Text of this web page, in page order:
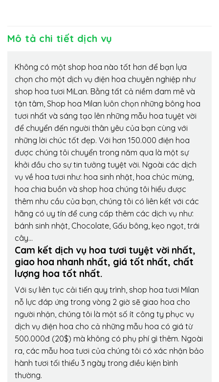
Mô tả chi tiết dịch vụ
Không có một shop hoa nào tốt hơn để bạn lựa
chọn cho một dịch vụ điện hoa chuyên nghiệp như
shop hoa tươi MiLan. Bằng tất cả niềm đam mê và
tận tâm, Shop hoa Milan luôn chọn những bông hoa
tươi nhất và sáng tạo lên những mẫu hoa tuyệt vời
để chuyển đến người thân yêu của bạn cùng với
những lời chúc tốt đẹp. Với hơn 150.000 điện hoa
được chúng tôi chuyển trong năm qua là một sự
khởi đầu cho sự tin tưởng tuyệt vời. Ngoài các dịch
vụ về hoa tươi như: hoa sinh nhật, hoa chúc mừng,
hoa chia buồn và shop hoa chúng tôi hiểu được
thêm nhu cầu của bạn, chúng tôi có liên kết với các
hãng có uy tín để cung cấp thêm các dịch vụ như:
bánh sinh nhật, Chocolate, Gấu bông, kẹo ngọt, trái
cây…
Cam kết dịch vụ hoa tươi tuyệt vời nhất,
giao hoa nhanh nhất, giá tốt nhất, chất
lượng hoa tốt nhất.
Với sự liên tục cải tiến quy trình, shop hoa tươi Milan
nỗ lực đáp ứng trong vòng 2 giờ sẽ giao hoa cho
người nhận, chúng tôi là một số ít công ty phục vụ
dịch vụ điện hoa cho cả những mẫu hoa có giá từ
500.000đ (20$) mà không có phụ phí gì thêm. Ngoài
ra, các mẫu hoa tươi của chúng tôi có xác nhận bảo
hành tươi tối thiểu 3 ngày trong điều kiện bình
thường.